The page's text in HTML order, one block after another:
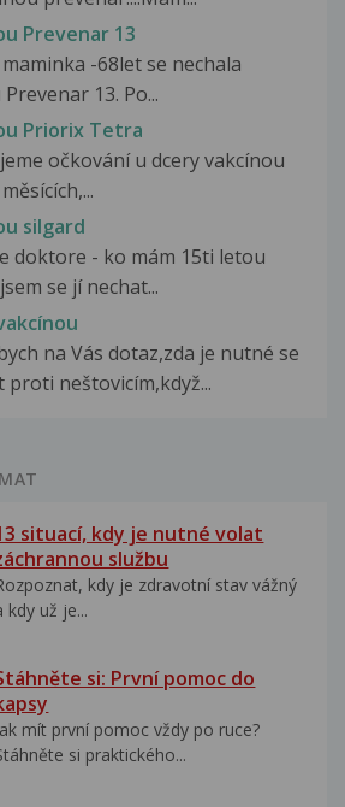
Prevenar 13
-68let se nechala
13. Po...
Priorix Tetra
očkování u dcery vakcínou
silgard
doktore - ko mám 15ti letou
se jí nechat...
na Vás dotaz,zda je nutné se
neštovicím,když...
situací, kdy je nutné volat
službu
kdy je zdravotní stav vážný
kdy už je...
si: První pomoc do
mít první pomoc vždy po ruce?
si praktického...